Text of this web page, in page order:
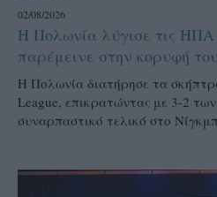
02/08/2026
Η Πολωνία λύγισε τις ΗΠΑ
παρέμεινε στην κορυφή
Η Πολωνία διατήρησε τα
League, επικρατώντας με 3-2
συναρπαστικό τελικό στο